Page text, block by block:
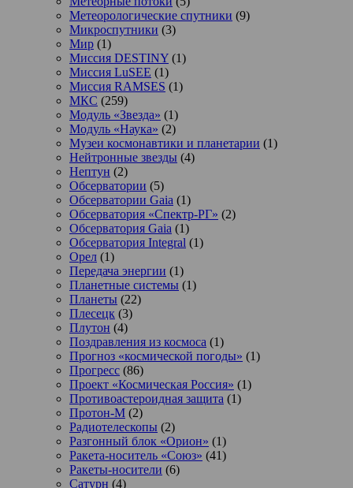
Метеорологические спутники (9)
Микроспутники (3)
Мир (1)
Миссия DESTINY (1)
Миссия LuSEE (1)
Миссия RAMSES (1)
МКС (259)
Модуль «Звезда» (1)
Модуль «Наука» (2)
Музеи космонавтики и планетарии (1)
Нейтронные звезды (4)
Нептун (2)
Обсерватории (5)
Обсерватории Gaia (1)
Обсерватория «Спектр-РГ» (2)
Обсерватория Gaia (1)
Обсерватория Integral (1)
Орел (1)
Передача энергии (1)
Планетные системы (1)
Планеты (22)
Плесецк (3)
Плутон (4)
Поздравления из космоса (1)
Прогноз «космической погоды» (1)
Прогресс (86)
Проект «Космическая Россия» (1)
Противоастероидная защита (1)
Протон-М (2)
Радиотелескопы (2)
Разгонный блок «Орион» (1)
Ракета-носитель «Союз» (41)
Ракеты-носители (6)
Сатурн (4)